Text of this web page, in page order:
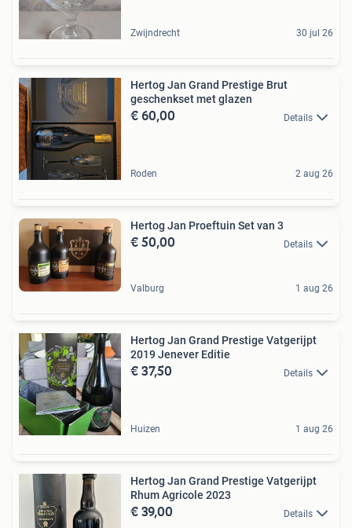
Zwijndrecht 30 jul 26
Hertog Jan Grand Prestige Brut
geschenkset met glazen
€ 60,00 Details
Roden 2 aug 26
Hertog Jan Proeftuin Set van 3
€ 50,00 Details
Valburg 1 aug 26
Hertog Jan Grand Prestige Vatgerijpt
2019 Jenever Editie
€ 37,50 Details
Huizen 1 aug 26
Hertog Jan Grand Prestige Vatgerijpt
Rhum Agricole 2023
€ 39,00 Details